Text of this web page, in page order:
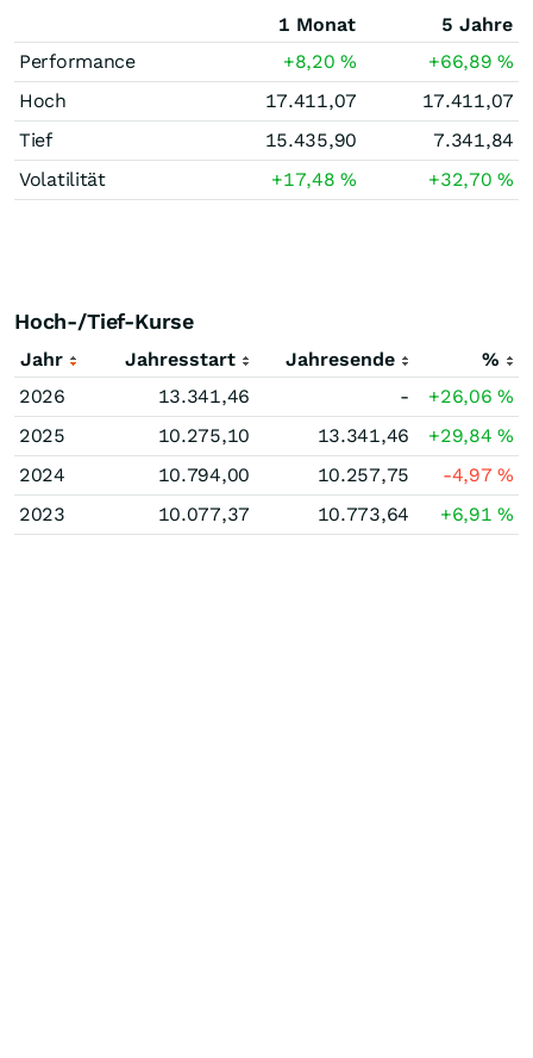
1 Monat
5 Jahre
Performance
+8,20% +66,89%
Hoch
17.411,07
17.411,07
Tief
15.435,90
7.341,84
Volatilität
+17,48% +32,70%
Hoch-/Tief-Kurse
Jahr Jahresstart Jahresende
%
2026
13.341,46 - +26,06%
2025
10.275,10 13.341,46 +29,84%
2024
10.794,00 10.257,75 -4,97%
2023
10.077,37 10.773,64 +6,91%